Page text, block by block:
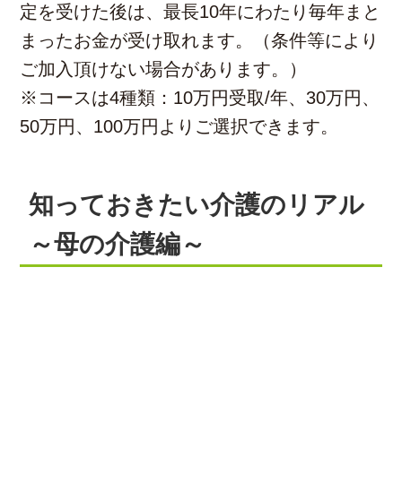
定を受けた後は、最長10年にわたり毎年まと
まったお金が受け取れます。（条件等により
ご加入頂けない場合があります。）
※コースは4種類：10万円受取/年、30万円、
50万円、100万円よりご選択できます。
知っておきたい介護のリアル
～母の介護編～